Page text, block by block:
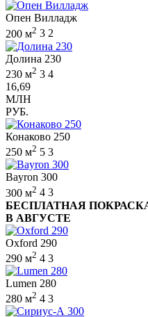
Опен Вилладж
200 м2 3 2
Долина 230
230 м2 3 4
16,69
МЛН
РУБ.
Конаково 250
250 м2 5 3
Bayron 300
300 м2 4 3
БЕСПЛАТНАЯ
В АВГУСТЕ
Oxford 290
290 м2 4 3
Lumen 280
280 м2 4 3